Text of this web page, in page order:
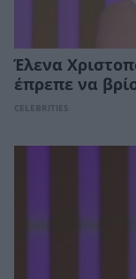
Έλενα
έπρεπε να
CELEBRITIES